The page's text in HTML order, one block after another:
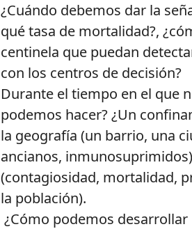
¿Cuándo debemos dar la
qué tasa de mortalidad?,
centinela que puedan
con los centros de decisión?
Durante el tiempo en el que
podemos hacer? ¿Un
la geografía (un barrio, una
ancianos,
(contagiosidad, mortalidad,
la población).
¿Cómo podemos